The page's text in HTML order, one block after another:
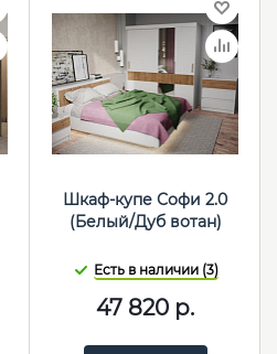
Шкаф-купе Софи 2.0
(Белый/Дуб вотан)
Есть в наличии (3)
47 820 р.